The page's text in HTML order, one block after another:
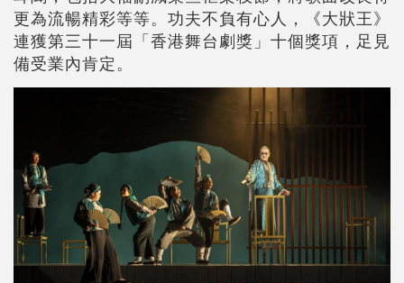
更為流暢精彩等等。功夫不負有心人，《大狀王》
連獲第三十一屆「香港舞台劇獎」十個獎項，足見
備受業內肯定。